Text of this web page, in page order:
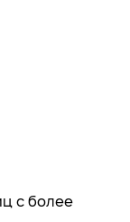
с более